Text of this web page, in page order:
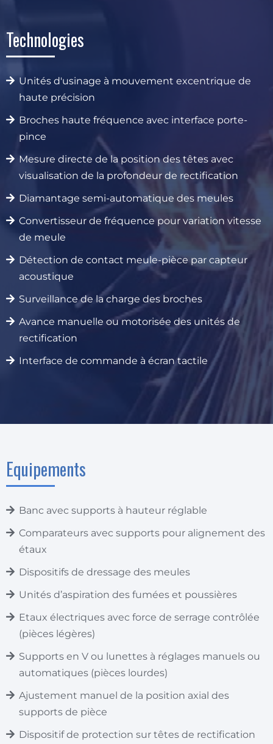
Technologies
Unités d'usinage à mouvement excentrique de
haute précision
Broches haute fréquence avec interface porte-
pince
Mesure directe de la position des têtes avec
visualisation de la profondeur de rectification
Diamantage semi-automatique des meules
Convertisseur de fréquence pour variation vitesse
de meule
Détection de contact meule-pièce par capteur
acoustique
Surveillance de la charge des broches
Avance manuelle ou motorisée des unités de
rectification
Interface de commande à écran tactile
Equipements
Banc avec supports à hauteur réglable
Comparateurs avec supports pour alignement des
étaux
Dispositifs de dressage des meules
Unités d’aspiration des fumées et poussières
Etaux électriques avec force de serrage contrôlée
(pièces légères)
Supports en V ou lunettes à réglages manuels ou
automatiques (pièces lourdes)
Ajustement manuel de la position axial des
supports de pièce
Dispositif de protection sur têtes de rectification